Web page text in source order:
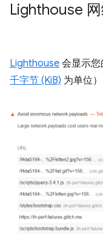
Lighthouse
Lighthouse 会显示
千字节 (KiB) 为单位